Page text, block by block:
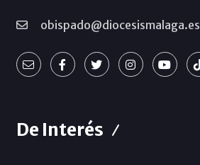
obispado@diocesismalaga.es
De Interés